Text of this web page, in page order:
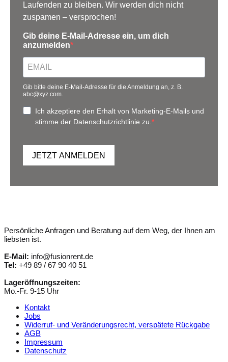
Laufenden zu bleiben. Wir werden dich nicht
zuspamen – versprochen!
Gib deine E-Mail-Adresse ein, um dich
anzumelden
Gib bitte deine E-Mail-Adresse für die Anmeldung an, z. B.
abc@xyz.com.
Ich akzeptiere den Erhalt von Marketing-E-Mails und
stimme der Datenschutzrichtlinie zu.
JETZT ANMELDEN
Persönliche Anfragen und Beratung auf dem Weg, der Ihnen am
liebsten ist.
E-Mail: info@fusionrent.de
Tel: +49 89 / 67 90 40 51
Lageröffnungszeiten:
Mo.-Fr. 9-15 Uhr
Kontakt
Jobs
Widerruf- und Veränderungsrecht, verspätete Rückgabe
AGB
Impressum
Datenschutz